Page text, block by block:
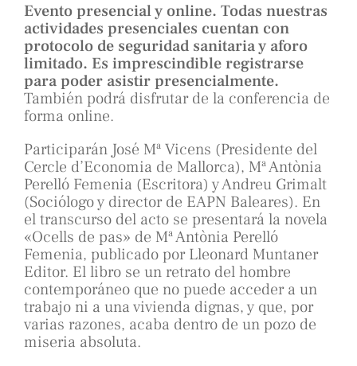
Evento presencial y online. Todas nuestras
actividades presenciales cuentan con
protocolo de seguridad sanitaria y aforo
limitado. Es imprescindible registrarse
para poder asistir presencialmente.
También podrá disfrutar de la conferencia de
forma online.
Participarán José Mª Vicens (Presidente del
Cercle d’Economia de Mallorca), Mª Antònia
Perelló Femenia (Escritora) y Andreu Grimalt
(Sociólogo y director de EAPN Baleares). En
el transcurso del acto se presentará la novela
«Ocells de pas» de Mª Antònia Perelló
Femenia, publicado por Lleonard Muntaner
Editor. El libro se un retrato del hombre
contemporáneo que no puede acceder a un
trabajo ni a una vivienda dignas, y que, por
varias razones, acaba dentro de un pozo de
miseria absoluta.